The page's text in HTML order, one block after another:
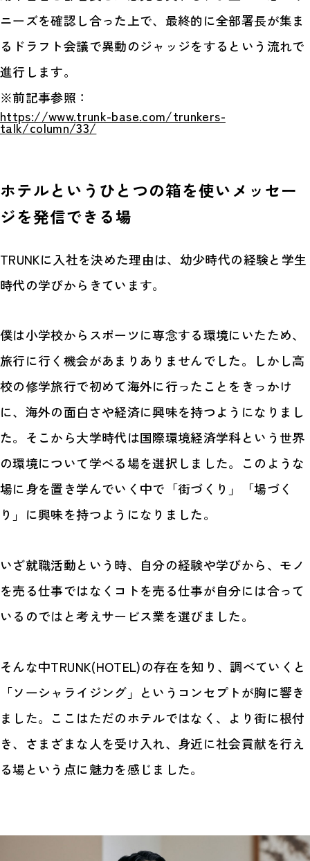
ニーズを確認し合った上で、最終的に全部署長が集ま
るドラフト会議で異動のジャッジをするという流れで
進行します。
※前記事参照：
https://www.trunk-base.com/trunkers-
talk/column/33/
ホテルというひとつの箱を使いメッセー
ジを発信できる場
TRUNKに入社を決めた理由は、幼少時代の経験と学生
時代の学びからきています。
僕は小学校からスポーツに専念する環境にいたため、
旅行に行く機会があまりありませんでした。しかし高
校の修学旅行で初めて海外に行ったことをきっかけ
に、海外の面白さや経済に興味を持つようになりまし
た。そこから大学時代は国際環境経済学科という世界
の環境について学べる場を選択しました。このような
場に身を置き学んでいく中で「街づくり」「場づく
り」に興味を持つようになりました。
いざ就職活動という時、自分の経験や学びから、モノ
を売る仕事ではなくコトを売る仕事が自分には合って
いるのではと考えサービス業を選びました。
そんな中TRUNK(HOTEL)の存在を知り、調べていくと
「ソーシャライジング」というコンセプトが胸に響き
ました。ここはただのホテルではなく、より街に根付
き、さまざまな人を受け入れ、身近に社会貢献を行え
る場という点に魅力を感じました。